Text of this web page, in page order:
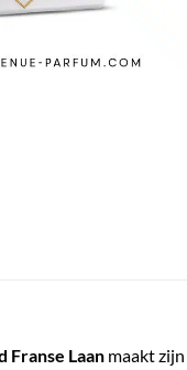
Franse Laan maakt